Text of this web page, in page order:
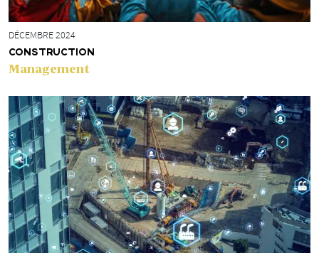
DÉCEMBRE 2024
CONSTRUCTION
Management